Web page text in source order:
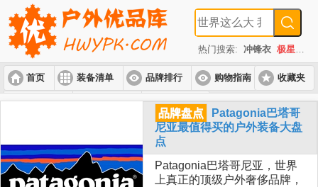
热门搜索: 冲锋衣 极星
首页 装备清单 品牌排行 购物指南
入门套装 进阶套装 高端套装
收藏夹
品牌盘点
Patagonia巴塔哥
尼亚最值得买的户外装备大盘
点
Patagonia巴塔哥尼亚，世界
上真正的顶级户外奢侈品牌，